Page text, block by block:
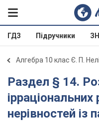
ГДЗ Підручники
Алгебра 10 клас Є. П.
Раздел § 14. Розв’язування
ірраціональних
нерівностей із